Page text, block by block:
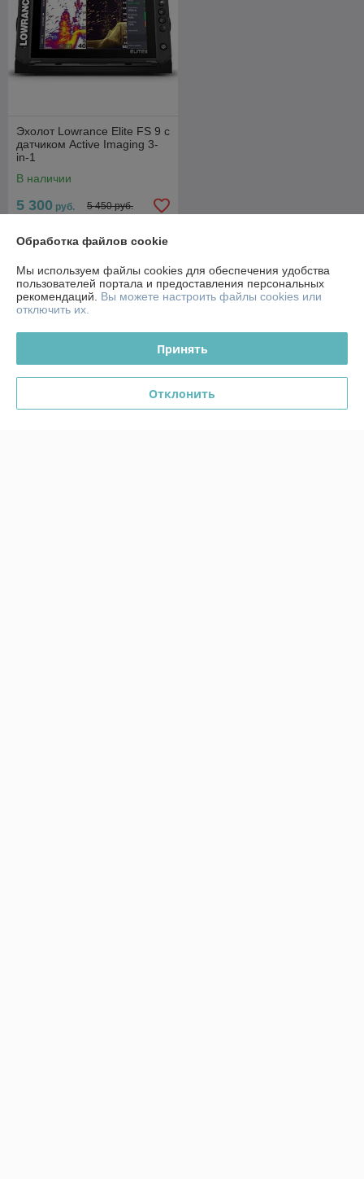
Эхолот Lowrance Elite FS 9 с
датчиком Active Imaging 3-
in-1
В наличии
5 300 руб. 5 450 руб.
Купить
О нас
Менее 5 отзывов за последний год
Работает с 14.10.2013
Обработка файлов cookie
Мы используем файлы cookies для обеспечения удобства
пользователей портала и предоставления персональных
рекомендаций. Вы можете настроить файлы cookies или
отключить их.
Принять
Отклонить